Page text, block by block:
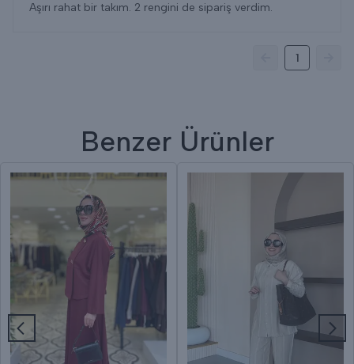
Aşırı rahat bir takım. 2 rengini de sipariş verdim.
1
Benzer Ürünler